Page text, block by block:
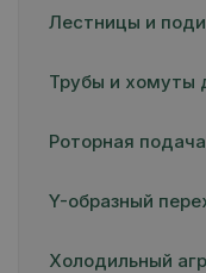
Лестницы и
Трубы и хомуты
Роторная подача
Y-образный
Холодильный